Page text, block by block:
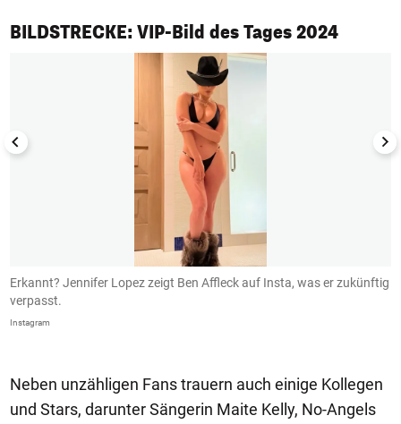
BILDSTRECKE: VIP-Bild des Tages 2024
1/50
Erkannt? Jennifer Lopez zeigt Ben Affleck auf Insta, was er zukünftig
verpasst.
Instagram
Neben unzähligen Fans trauern auch einige Kollegen
und Stars, darunter Sängerin Maite Kelly, No-Angels